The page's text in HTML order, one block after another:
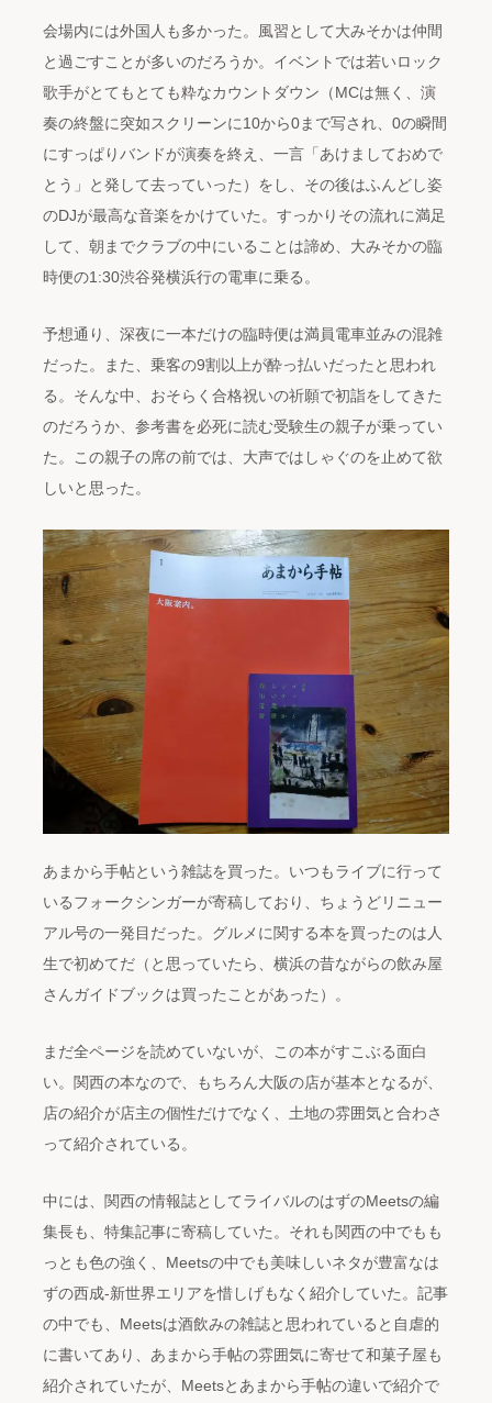
会場内には外国人も多かった。風習として大みそかは仲間
と過ごすことが多いのだろうか。イベントでは若いロック
歌手がとてもとても粋なカウントダウン（MCは無く、演
奏の終盤に突如スクリーンに10から0まで写され、0の瞬間
にすっぱりバンドが演奏を終え、一言「あけましておめで
とう」と発して去っていった）をし、その後はふんどし姿
のDJが最高な音楽をかけていた。すっかりその流れに満足
して、朝までクラブの中にいることは諦め、大みそかの臨
時便の1:30渋谷発横浜行の電車に乗る。
予想通り、深夜に一本だけの臨時便は満員電車並みの混雑
だった。また、乗客の9割以上が酔っ払いだったと思われ
る。そんな中、おそらく合格祝いの祈願で初詣をしてきた
のだろうか、参考書を必死に読む受験生の親子が乗ってい
た。この親子の席の前では、大声ではしゃぐのを止めて欲
しいと思った。
あまから手帖という雑誌を買った。いつもライブに行って
いるフォークシンガーが寄稿しており、ちょうどリニュー
アル号の一発目だった。グルメに関する本を買ったのは人
生で初めてだ（と思っていたら、横浜の昔ながらの飲み屋
さんガイドブックは買ったことがあった）。
まだ全ページを読めていないが、この本がすこぶる面白
い。関西の本なので、もちろん大阪の店が基本となるが、
店の紹介が店主の個性だけでなく、土地の雰囲気と合わさ
って紹介されている。
中には、関西の情報誌としてライバルのはずのMeetsの編
集長も、特集記事に寄稿していた。それも関西の中でもも
っとも色の強く、Meetsの中でも美味しいネタが豊富なは
ずの西成-新世界エリアを惜しげもなく紹介していた。記事
の中でも、Meetsは酒飲みの雑誌と思われていると自虐的
に書いてあり、あまから手帖の雰囲気に寄せて和菓子屋も
紹介されていたが、Meetsとあまから手帖の違いで紹介で